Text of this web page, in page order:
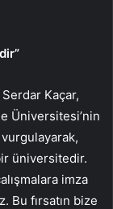
Kaçar,
Üniversitesi’nin
üniversitedir.
imza
Bu fırsatın bize